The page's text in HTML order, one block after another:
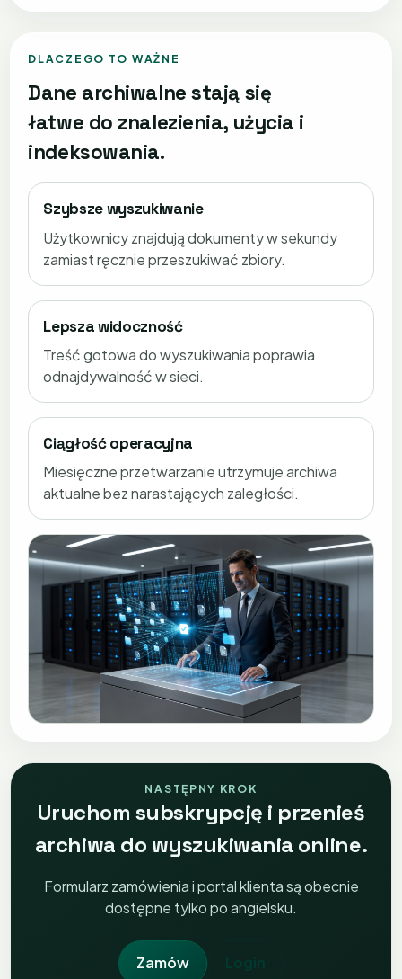
DLACZEGO TO WAŻNE
Dane archiwalne stają się
łatwe do znalezienia, użycia i
indeksowania.
Szybsze wyszukiwanie
Użytkownicy znajdują dokumenty w sekundy
zamiast ręcznie przeszukiwać zbiory.
Lepsza widoczność
Treść gotowa do wyszukiwania poprawia
odnajdywalność w sieci.
Ciągłość operacyjna
Miesięczne przetwarzanie utrzymuje archiwa
aktualne bez narastających zaległości.
NASTĘPNY KROK
Uruchom subskrypcję i przenieś
archiwa do wyszukiwania online.
Formularz zamówienia i portal klienta są obecnie
dostępne tylko po angielsku.
Zamów